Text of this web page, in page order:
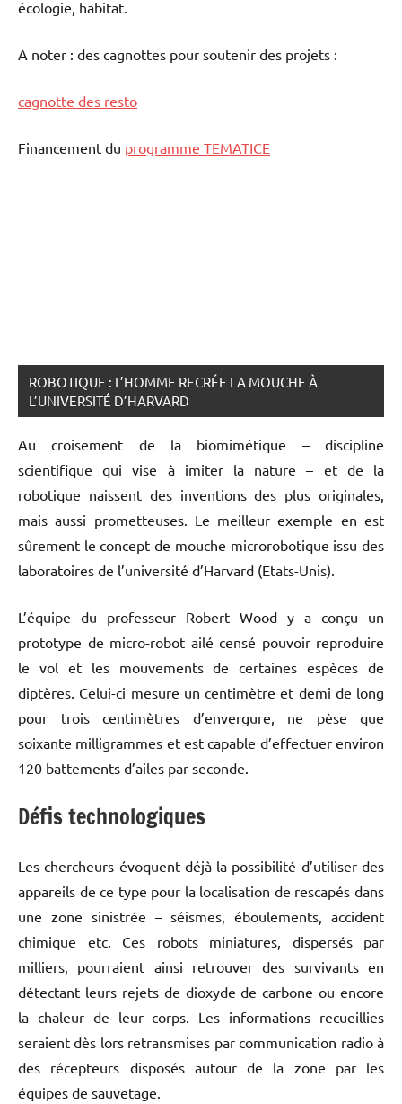
écologie, habitat.
A noter : des cagnottes pour soutenir des projets :
cagnotte des resto
Financement du programme TEMATICE
ROBOTIQUE : L’HOMME RECRÉE LA MOUCHE À
L’UNIVERSITÉ D’HARVARD
Au croisement de la biomimétique – discipline
scientifique qui vise à imiter la nature – et de la
robotique naissent des inventions des plus originales,
mais aussi prometteuses. Le meilleur exemple en est
sûrement le concept de mouche microrobotique issu des
laboratoires de l’université d’Harvard (Etats-Unis).
L’équipe du professeur Robert Wood y a conçu un
prototype de micro-robot ailé censé pouvoir reproduire
le vol et les mouvements de certaines espèces de
diptères. Celui-ci mesure un centimètre et demi de long
pour trois centimètres d’envergure, ne pèse que
soixante milligrammes et est capable d’effectuer environ
120 battements d’ailes par seconde.
Défis technologiques
Les chercheurs évoquent déjà la possibilité d’utiliser des
appareils de ce type pour la localisation de rescapés dans
une zone sinistrée – séismes, éboulements, accident
chimique etc. Ces robots miniatures, dispersés par
milliers, pourraient ainsi retrouver des survivants en
détectant leurs rejets de dioxyde de carbone ou encore
la chaleur de leur corps. Les informations recueillies
seraient dès lors retransmises par communication radio à
des récepteurs disposés autour de la zone par les
équipes de sauvetage.